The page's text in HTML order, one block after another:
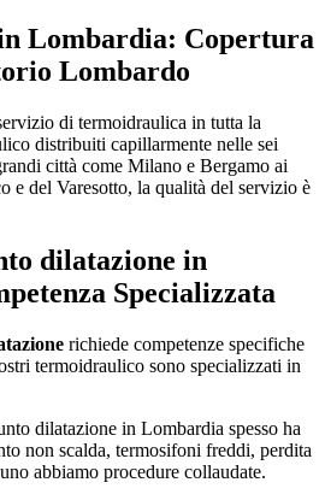
Lombardia: Copertura
Lombardo
di termoidraulica in tutta la
distribuiti capillarmente nelle sei
città come Milano e Bergamo ai
e del Varesotto, la qualità del servizio è
dilatazione in
Specializzata
richiede competenze specifiche
termoidraulico sono specializzati in
dilatazione in Lombardia spesso ha
non scalda, termosifoni freddi, perdita
abbiamo procedure collaudate.